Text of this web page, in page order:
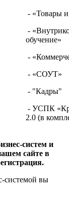
- «Товары
-
обучение»
-
- «СОУТ»
- "Кадры"
- УСПК
2.0 (в
систем и
сайте в
системой вы